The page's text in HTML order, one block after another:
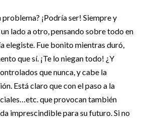
¡Podría ser! Siempre y
lado a otro, pensando sobre todo en
elegiste. Fue bonito mientras duró,
que sí. ¡Te lo niegan todo! ¿Y
que nunca, y cabe la
Está claro que con el paso a la
que provocan también
imprescindible para su futuro. Si no